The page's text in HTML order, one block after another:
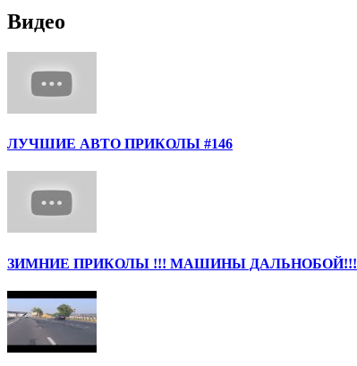
Видео
ЛУЧШИЕ АВТО ПРИКОЛЫ #146
ЗИМНИЕ ПРИКОЛЫ !!! МАШИНЫ ДАЛЬНОБОЙ!!!